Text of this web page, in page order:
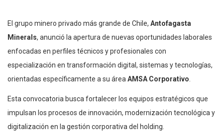
El grupo minero privado más grande de Chile, Antofagasta
Minerals, anunció la apertura de nuevas oportunidades laborales
enfocadas en perfiles técnicos y profesionales con
especialización en transformación digital, sistemas y tecnologías,
orientadas específicamente a su áreaAMSA Corporativo.
Esta convocatoria busca fortalecer los equipos estratégicos que
impulsan los procesos de innovación, modernización tecnológica y
digitalización en la gestión corporativa del holding.